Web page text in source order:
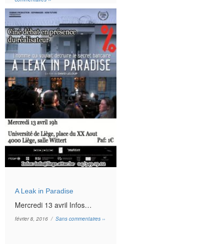
A Leak in Paradise
Mercredi 13 avril Infos…
février 8, 2016 / Sans commentaires ››